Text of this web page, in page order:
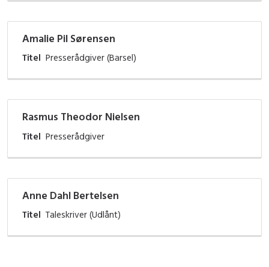
Amalie Pil Sørensen
Titel Presserådgiver (Barsel)
Rasmus Theodor Nielsen
Titel Presserådgiver
Anne Dahl Bertelsen
Titel Taleskriver (Udlånt)